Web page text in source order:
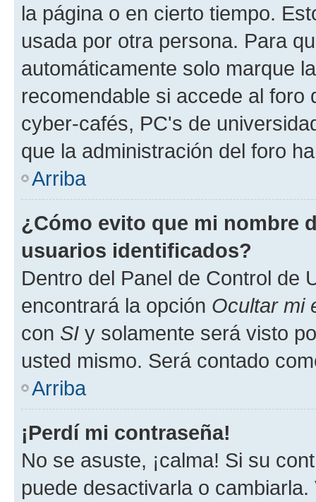
la página o en cierto tiempo.
usada por otra persona. Para
automáticamente solo marque
recomendable si accede al foro
cyber-cafés, PC's de
que la administración del foro
Arriba
¿Cómo evito que mi nombre
usuarios identificados?
Dentro del Panel de Control de
encontrará la opción Ocultar mi
con SI y solamente será visto
usted mismo. Será contado
Arriba
¡Perdí mi contraseña!
No se asuste, ¡calma! Si su
puede desactivarla o